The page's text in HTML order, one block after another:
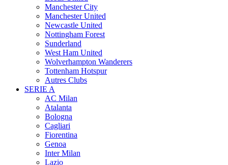
Manchester City
Manchester United
Newcastle United
Nottingham Forest
Sunderland
West Ham United
Wolverhampton Wanderers
Tottenham Hotspur
Autres Clubs
SERIE A
AC Milan
Atalanta
Bologna
Cagliari
Fiorentina
Genoa
Inter Milan
Lazio